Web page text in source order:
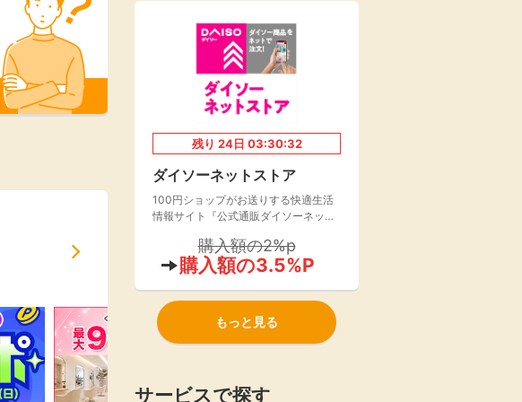
残り24日03:30:31
ダイソーネットストア
100円ショップがお送りする快適生活
情報サイト『公式通販ダイソーネット
購入額の2%p
購入額の3.5%P
もっと見る
サービスで探す